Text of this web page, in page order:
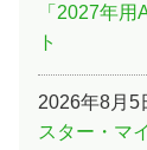
「2027年
ト
2026年8月5
スター・マ